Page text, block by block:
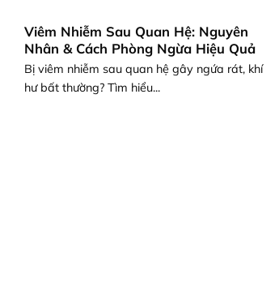
Viêm Nhiễm Sau Quan Hệ: Nguyên
Nhân & Cách Phòng Ngừa Hiệu Quả
Bị viêm nhiễm sau quan hệ gây ngứa rát, khí
hư bất thường? Tìm hiểu...